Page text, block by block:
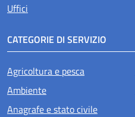
Uffici
CATEGORIE DI SERVIZIO
Agricoltura e pesca
Ambiente
Anagrafe e stato civile